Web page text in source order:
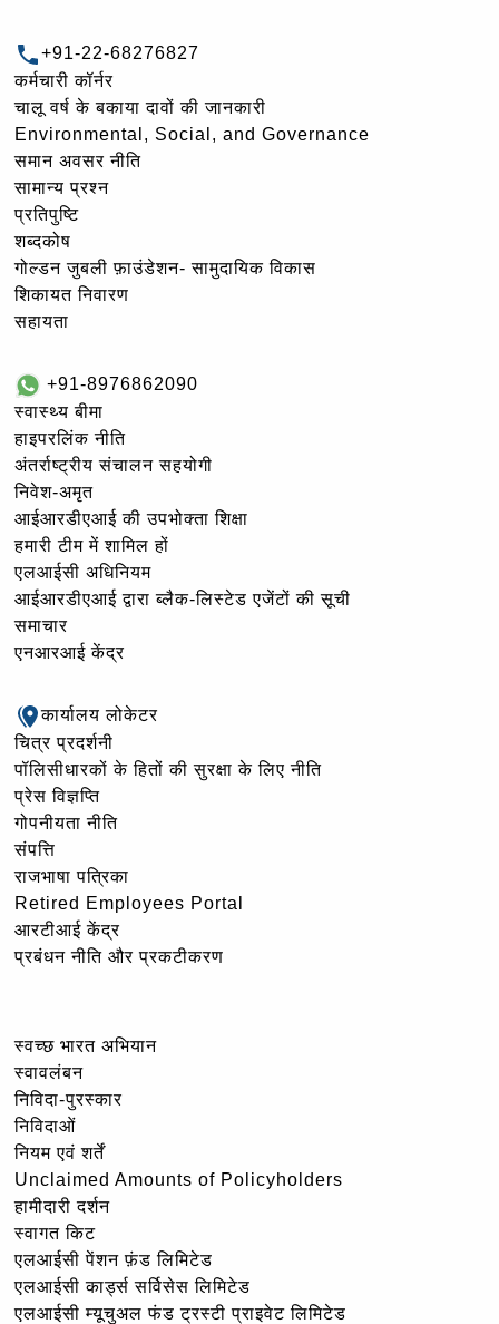
+91-22-68276827
कर्मचारी कॉर्नर
चालू वर्ष के बकाया दावों की जानकारी
Environmental, Social, and Governance
समान अवसर नीति
सामान्य प्रश्न
प्रतिपुष्टि
शब्दकोष
गोल्‍डन जुबली फ़ाउंडेशन- सामुदायिक विकास
शिकायत निवारण
सहायता
+91-8976862090
स्वास्थ्य बीमा
हाइपरलिंक नीति
अंतर्राष्ट्रीय संचालन सहयोगी
निवेश-अमृत
आईआरडीएआई की उपभोक्ता शिक्षा
हमारी टीम में शामिल हों
एलआईसी अधिनियम
आईआरडीएआई द्वारा ब्लैक-लिस्टेड एजेंटों की सूची
समाचार
एनआरआई केंद्र
कार्यालय लोकेटर
चित्र प्रदर्शनी
पॉलिसीधारकों के हितों की सुरक्षा के लिए नीति
प्रेस विज्ञप्ति
गोपनीयता नीति
संपत्ति
राजभाषा पत्रिका
Retired Employees Portal
आरटीआई केंद्र
प्रबंधन नीति और प्रकटीकरण
स्वच्छ भारत अभियान
स्वावलंबन
निविदा-पुरस्कार
निविदाओं
नियम एवं शर्तें
Unclaimed Amounts of Policyholders
हामीदारी दर्शन
स्वागत किट
एलआईसी पेंशन फ़ंड लिमिटेड
एलआईसी कार्ड्स सर्विसेस लिमिटेड
एलआईसी म्यूचुअल फंड ट्रस्टी प्राइवेट लिमिटेड